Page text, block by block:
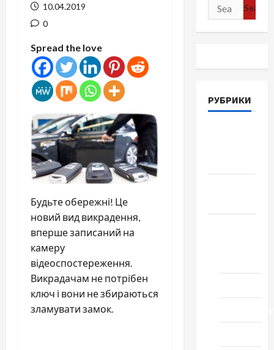
10.04.2019
0
Spread the love
Будьте обережні! Це
новий вид викрадення,
вперше записаний на
камеру
відеоспостереження.
Викрадачам не потрібен
ключ і вони не збираються
зламувати замок.
Search
for:
РУБРИКИ